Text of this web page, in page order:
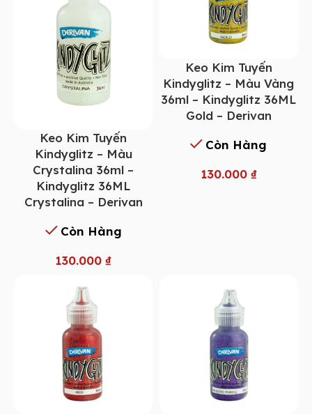
Keo Kim Tuyến
Kindyglitz – Màu
Crystalina 36ml –
Kindyglitz 36ML
Crystalina – Derivan
Còn Hàng
130.000 ₫
Keo Kim Tuyến
Kindyglitz – Màu Vàng
36ml – Kindyglitz 36ML
Gold – Derivan
Còn Hàng
130.000 ₫